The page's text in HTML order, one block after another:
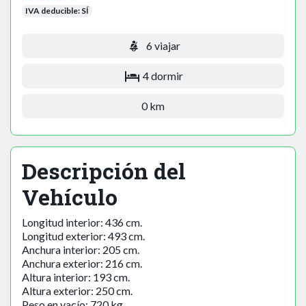
IVA deducible: SÍ
6 viajar
4 dormir
0 km
Descripción del
Vehículo
Longitud interior: 436 cm.
Longitud exterior: 493 cm.
Anchura interior: 205 cm.
Anchura exterior: 216 cm.
Altura interior: 193 cm.
Altura exterior: 250 cm.